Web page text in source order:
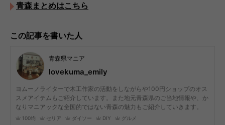
青森まとめはこちら
この記事を書いた人
青森県マニア
lovekuma_emily
ヨムーノライターで木工作家の活動をしながらや100円ショップのオス
スメアイテムもご紹介しています。また地元青森県のご当地情報や、か
なりマニアックな全国的ではない青森の魅力もご紹介していきます。
100均 セリア ダイソー DIY グルメ